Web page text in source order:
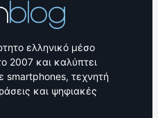
ελληνικό μέσο
2007 και καλύπτει
smartphones, τεχνητή
και ψηφιακές